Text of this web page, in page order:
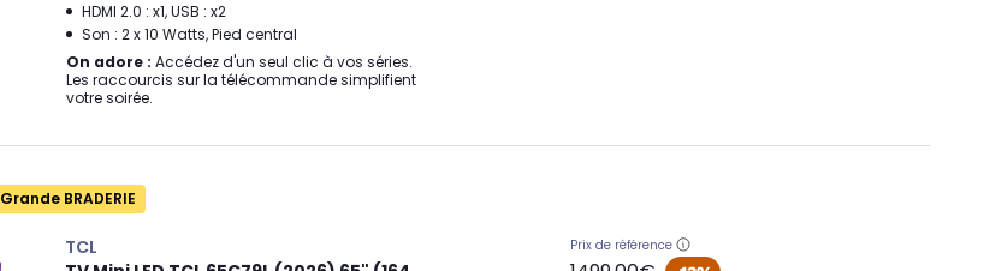
HDMI 2.0 : x1, USB : x2
Son : 2 x 10 Watts, Pied central
On adore : Accédez d'un seul clic à vos séries.
Les raccourcis sur la télécommande simplifient
votre soirée.
Grande BRADERIE
TCL
Prix de référence